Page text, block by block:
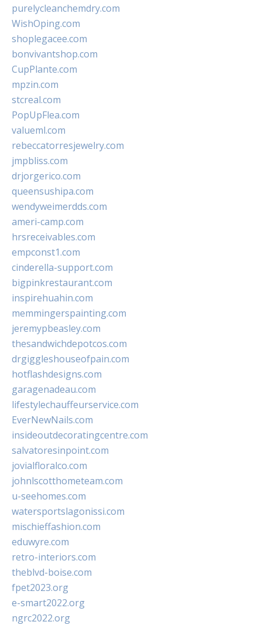
purelycleanchemdry.com
WishOping.com
shoplegacee.com
bonvivantshop.com
CupPlante.com
mpzin.com
stcreal.com
PopUpFlea.com
valueml.com
rebeccatorresjewelry.com
jmpbliss.com
drjorgerico.com
queensushipa.com
wendyweimerdds.com
ameri-camp.com
hrsreceivables.com
empconst1.com
cinderella-support.com
bigpinkrestaurant.com
inspirehuahin.com
memmingerspainting.com
jeremypbeasley.com
thesandwichdepotcos.com
drgiggleshouseofpain.com
hotflashdesigns.com
garagenadeau.com
lifestylechauffeurservice.com
EverNewNails.com
insideoutdecoratingcentre.com
salvatoresinpoint.com
jovialfloralco.com
johnlscotthometeam.com
u-seehomes.com
watersportslagonissi.com
mischieffashion.com
eduwyre.com
retro-interiors.com
theblvd-boise.com
fpet2023.org
e-smart2022.org
ngrc2022.org